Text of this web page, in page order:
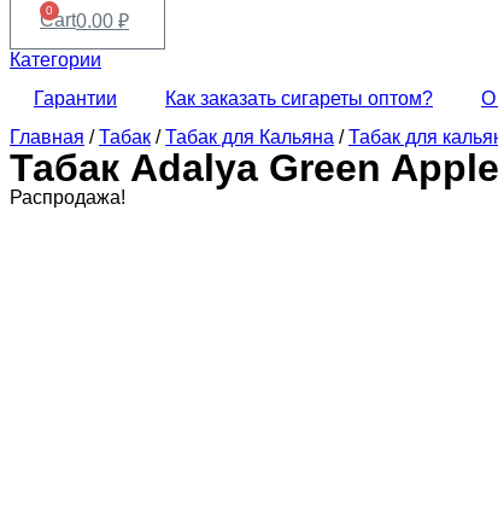
0.00 ₽
0
Cart
Категории
Гарантии
Как заказать сигареты оптом?
О
Главная /Табак /Табак для Кальяна /Табак для
Табак Adalya Green
Распродажа!